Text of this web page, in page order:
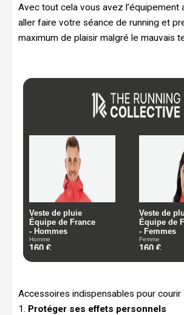
Avec tout cela vous avez l’équipement
aller faire votre séance de running et
maximum de plaisir malgré le mauvais
Accessoires indispensables pour courir
1. Protéger ses effets personnels